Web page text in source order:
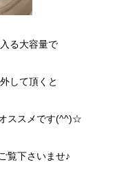
る大容量で
して頂くと
ススメです(^^)☆
覧下さいませ♪